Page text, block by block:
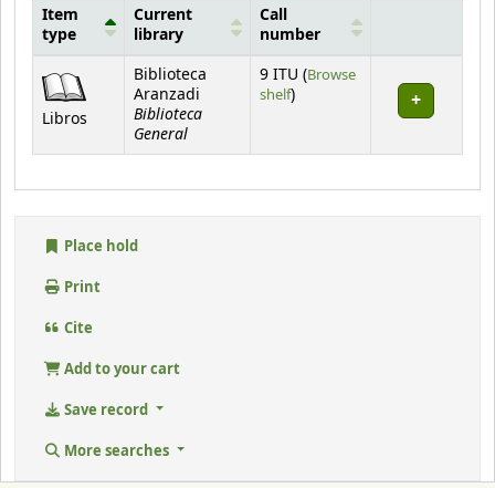
Item
type
Current
library
Call
number
Libros
Biblioteca
Aranzadi
Biblioteca
General
9 ITU (Browse
shelf(Opens below)
)
Place hold
Print
Cite
Add to your cart
Save record
More searches